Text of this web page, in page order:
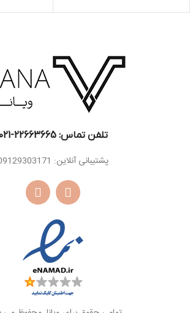
اسانس
شکوفه پرتقال ، گل
دانه تونکا ، مشک ،
کهربا، وانیل ، نعناع
هندی ، سدر ، چوب
صندل سفید ،
دارچین ، چوب
کشمیر ، پرالین،
اسانس
پایه
تلفن تماس: 22663665-021​
پشتیبانی آنلاین: 09129303171